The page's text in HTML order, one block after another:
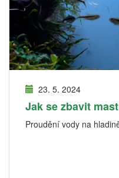
23. 5. 2024
Jak se zbavit
Proudění vody na